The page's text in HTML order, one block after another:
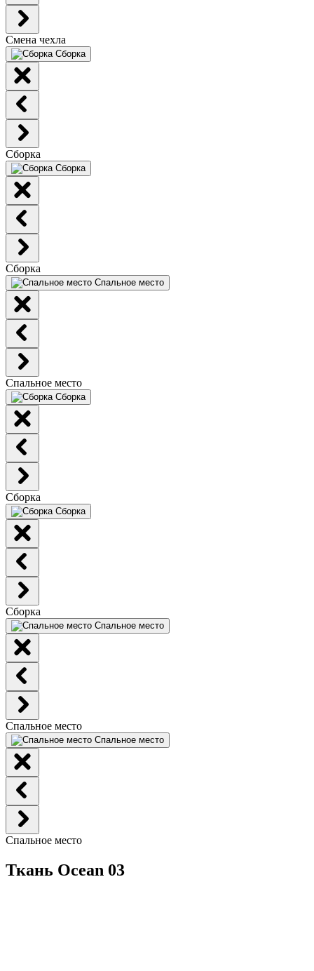
Смена чехла
Сборка
Сборка
Сборка
Сборка
Спальное место
Спальное место
Сборка
Сборка
Сборка
Сборка
Спальное место
Спальное место
Спальное место
Спальное место
Ткань Ocean 03